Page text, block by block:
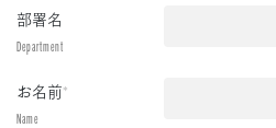
部署名
Department
お名前*
Name